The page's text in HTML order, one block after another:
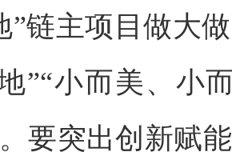
”链主项目做大
”“小而美、小
要突出创新赋